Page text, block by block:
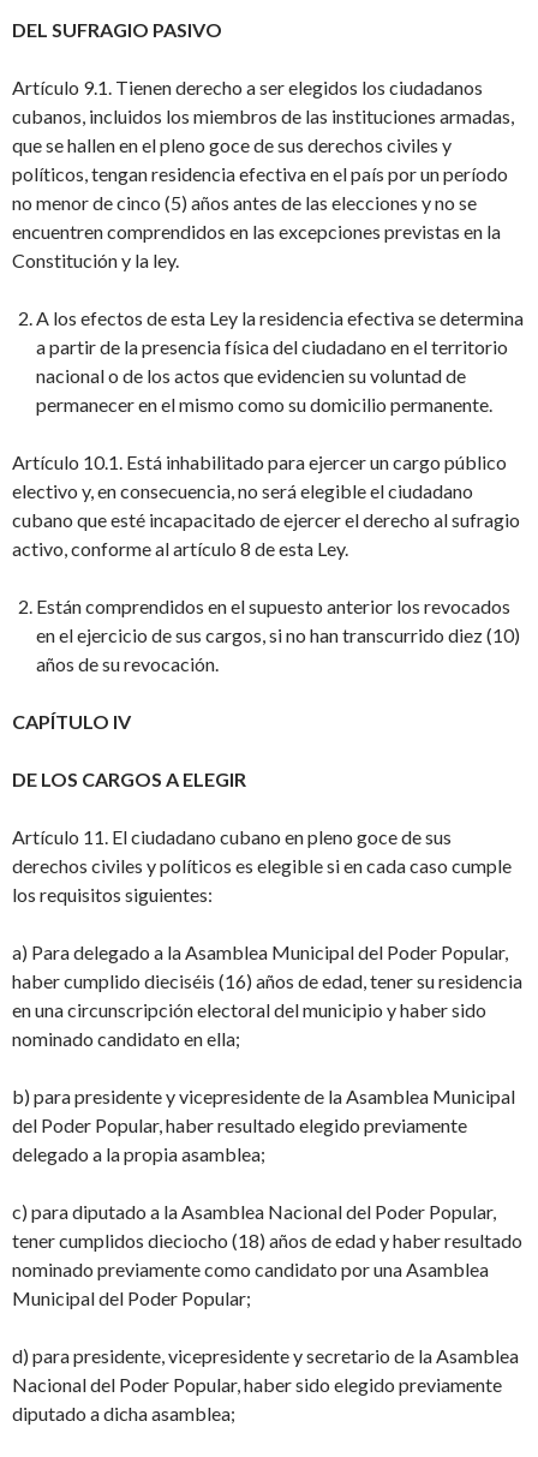
DEL SUFRAGIO PASIVO
Artículo 9.1. Tienen derecho a ser elegidos los ciudadanos
cubanos, incluidos los miembros de las instituciones armadas,
que se hallen en el pleno goce de sus derechos civiles y
políticos, tengan residencia efectiva en el país por un período
no menor de cinco (5) años antes de las elecciones y no se
encuentren comprendidos en las excepciones previstas en la
Constitución y la ley.
A los efectos de esta Ley la residencia efectiva se determina
a partir de la presencia física del ciudadano en el territorio
nacional o de los actos que evidencien su voluntad de
permanecer en el mismo como su domicilio permanente.
Artículo 10.1. Está inhabilitado para ejercer un cargo público
electivo y, en consecuencia, no será elegible el ciudadano
cubano que esté incapacitado de ejercer el derecho al sufragio
activo, conforme al artículo 8 de esta Ley.
Están comprendidos en el supuesto anterior los revocados
en el ejercicio de sus cargos, si no han transcurrido diez (10)
años de su revocación.
CAPÍTULO IV
DE LOS CARGOS A ELEGIR
Artículo 11. El ciudadano cubano en pleno goce de sus
derechos civiles y políticos es elegible si en cada caso cumple
los requisitos siguientes:
a) Para delegado a la Asamblea Municipal del Poder Popular,
haber cumplido dieciséis (16) años de edad, tener su residencia
en una circunscripción electoral del municipio y haber sido
nominado candidato en ella;
b) para presidente y vicepresidente de la Asamblea Municipal
del Poder Popular, haber resultado elegido previamente
delegado a la propia asamblea;
c) para diputado a la Asamblea Nacional del Poder Popular,
tener cumplidos dieciocho (18) años de edad y haber resultado
nominado previamente como candidato por una Asamblea
Municipal del Poder Popular;
d) para presidente, vicepresidente y secretario de la Asamblea
Nacional del Poder Popular, haber sido elegido previamente
diputado a dicha asamblea;